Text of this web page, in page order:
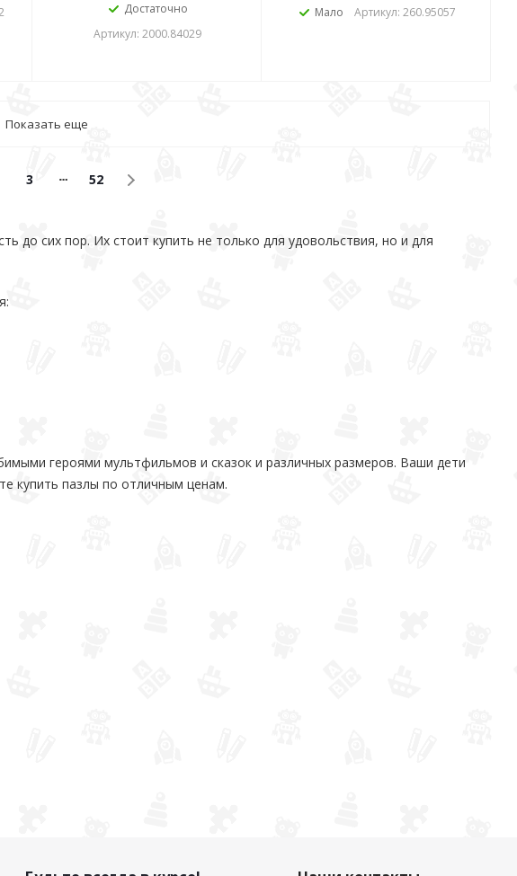
Достаточно
Артикул: 2000.84029
Мало Артикул: 260.95057
Показать еще
3 52
до сих пор. Их стоит купить не только для удовольствия, но и для
героями мультфильмов и сказок и различных размеров. Ваши дети
купить пазлы по отличным ценам.